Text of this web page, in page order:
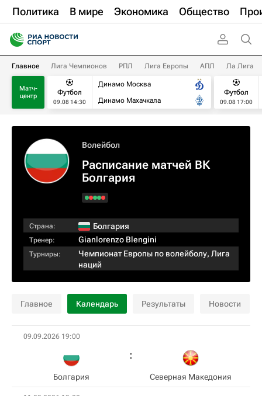
Политика В мире Экономика Общество
Главное Лига Чемпионов РПЛ Лига Европы АПЛ Ла Лига
Матч-
центр
Футбол
09.08 14:30
Динамо Москва
Динамо Махачкала
Футбол
09.08 17:00
Волейбол
Расписание матчей ВК
Болгария
Страна: Болгария
Тренер: Gianlorenzo Blengini
Турниры: Чемпионат Европы по волейболу, Лига
наций
Главное Календарь Результаты Новости
09.09.2026 19:00
Болгария Северная Македония